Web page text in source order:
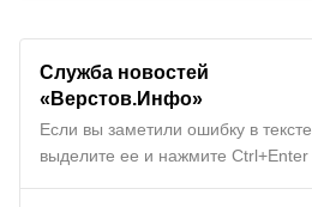
Служба новостей
«Верстов.Инфо»
Если вы заметили ошибку в тексте,
выделите ее и нажмите Ctrl+Enter